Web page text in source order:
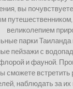
вы
великолепием
парки
пейзажи с
и фауной.
сможете
наблюдать за